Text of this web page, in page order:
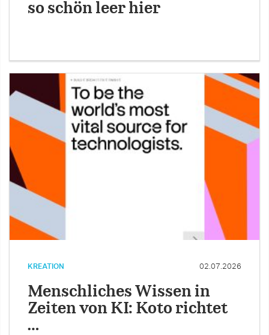
so schön leer hier
KREATION 02.07.2026
Menschliches Wissen in
Zeiten von KI: Koto richtet
…